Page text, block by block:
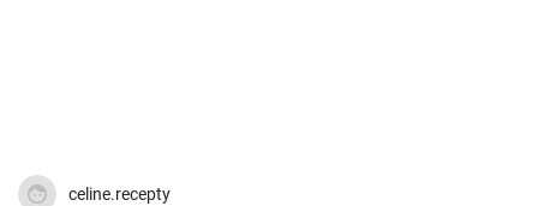
celine.recepty